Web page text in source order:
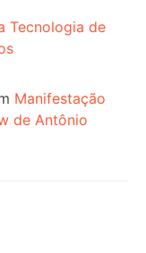
Tecnologia de
Manifestação
de Antônio